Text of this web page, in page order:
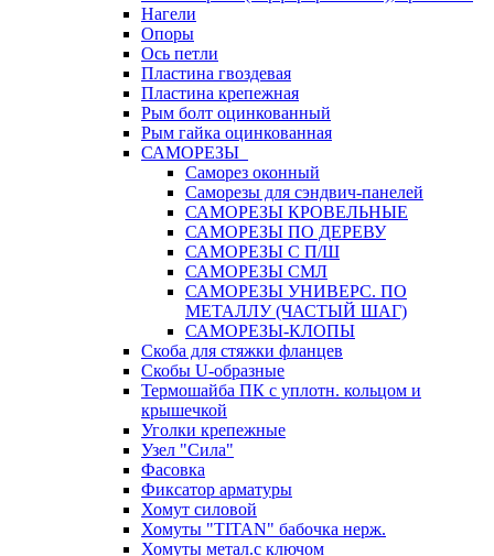
Нагели
Опоры
Ось петли
Пластина гвоздевая
Пластина крепежная
Рым болт оцинкованный
Рым гайка оцинкованная
САМОРЕЗЫ
Саморез оконный
Саморезы для сэндвич-панелей
САМОРЕЗЫ КРОВЕЛЬНЫЕ
САМОРЕЗЫ ПО ДЕРЕВУ
САМОРЕЗЫ С П/Ш
САМОРЕЗЫ СМЛ
САМОРЕЗЫ УНИВЕРС. ПО
МЕТАЛЛУ (ЧАСТЫЙ ШАГ)
САМОРЕЗЫ-КЛОПЫ
Скоба для стяжки фланцев
Скобы U-образные
Термошайба ПК с уплотн. кольцом и
крышечкой
Уголки крепежные
Узел "Сила"
Фасовка
Фиксатор арматуры
Хомут силовой
Хомуты "TITAN" бабочка нерж.
Хомуты метал.с ключом